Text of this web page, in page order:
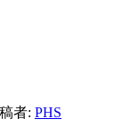
者: PHS